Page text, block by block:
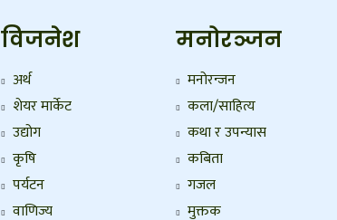
विजनेश
अर्थ
शेयर मार्केट
उद्योग
कृषि
पर्यटन
वाणिज्य
मनोरञ्जन
मनोरन्जन
कला/साहित्य
कथा र उपन्यास
कबिता
गजल
मुक्तक